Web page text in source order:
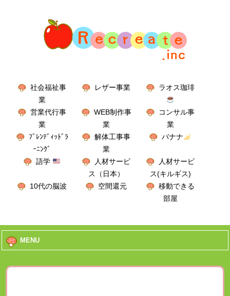
社会福祉事
業
レザー事業 ラオス珈琲
営業代行事
業
WEB制作事
業
コンサル事
業
ﾌﾞﾚﾝﾃﾞｨｯﾄﾞﾗ
ｰﾆﾝｸﾞ
解体工事事
業
バナナ
語学
人材サービ
ス（日本）
人材サービ
ス(キルギス)
10代の脳波
空間還元
移動できる
部屋
MENU